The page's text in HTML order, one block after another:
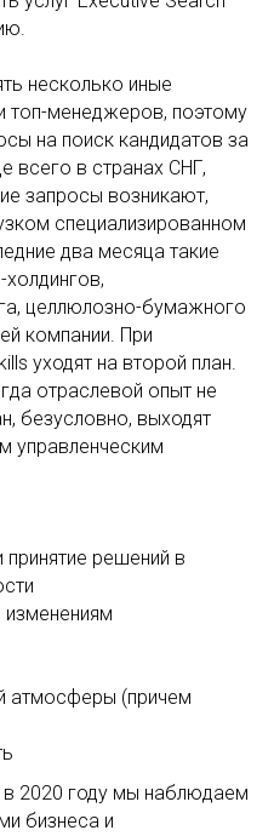
несколько иные
топ-менеджеров, поэтому
на поиск кандидатов за
всего в странах СНГ,
запросы возникают,
специализированном
два месяца такие
целлюлозно-бумажного
компании. При
уходят на второй план.
отраслевой опыт не
безусловно, выходят
управленческим
решений в
изменениям
атмосферы (причем
в 2020 году мы наблюдаем
бизнеса и